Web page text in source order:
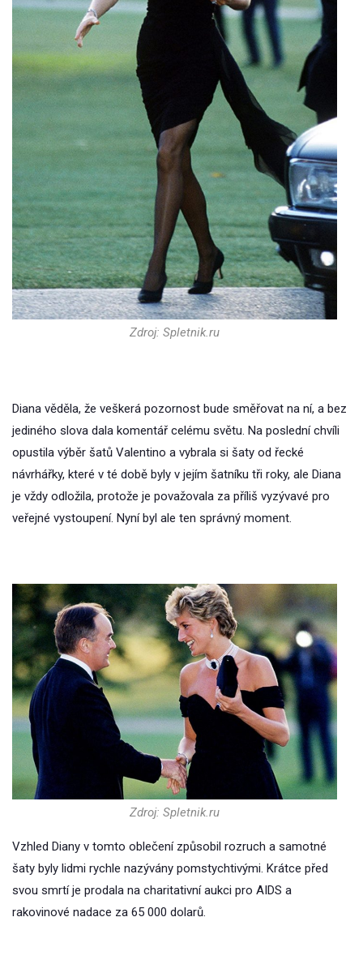
Zdroj: Spletnik.ru
Diana věděla, že veškerá pozornost bude směřovat na ní, a bez
jediného slova dala komentář celému světu. Na poslední chvíli
opustila výběr šatů Valentino a vybrala si šaty od řecké
návrhářky, které v té době byly v jejím šatníku tři roky, ale Diana
je vždy odložila, protože je považovala za příliš vyzývavé pro
veřejné vystoupení. Nyní byl ale ten správný moment.
Zdroj: Spletnik.ru
Vzhled Diany v tomto oblečení způsobil rozruch a samotné
šaty byly lidmi rychle nazývány pomstychtivými. Krátce před
svou smrtí je prodala na charitativní aukci pro AIDS a
rakovinové nadace za 65 000 dolarů.